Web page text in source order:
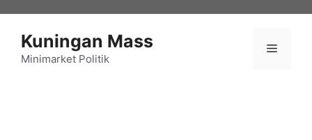
Kuningan Mass
Minimarket Politik
Menu